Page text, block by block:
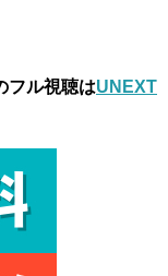
フル視聴はUNEXT